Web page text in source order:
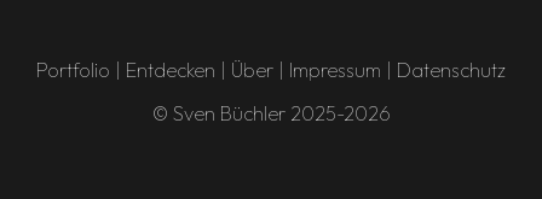
Portfolio Entdecken Über Impressum
Datenschutz
© Sven Büchler 2025-2026